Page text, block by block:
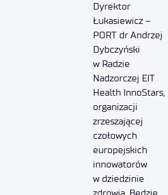
Dyrektor
Łukasiewicz –
PORT dr Andrzej
Dybczyński
w Radzie
Nadzorczej EIT
Health InnoStars,
organizacji
zrzeszającej
czołowych
europejskich
innowatorów
w dziedzinie